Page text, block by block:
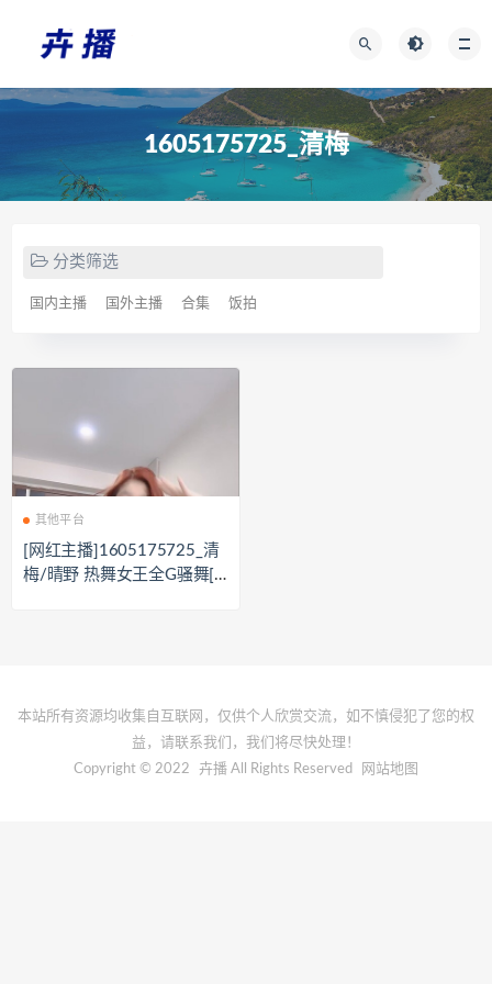
1605175725_清梅
分类筛选
国内主播 国外主播 合集 饭拍
其他平台
[网红主播]1605175725_清
梅/晴野 热舞女王全G骚舞[4
本站所有资源均收集自互联网，仅供个人欣赏交流，如不慎侵犯了您的权
益，请联系我们，我们将尽快处理！
Copyright © 2022
卉播 All Rights Reserved 网站地图